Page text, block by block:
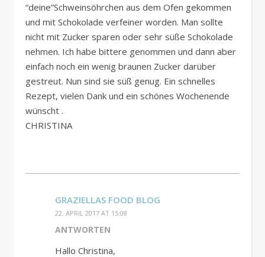
“deine”Schweinsöhrchen aus dem Ofen gekommen
und mit Schokolade verfeiner worden. Man sollte
nicht mit Zucker sparen oder sehr süße Schokolade
nehmen. Ich habe bittere genommen und dann aber
einfach noch ein wenig braunen Zucker darüber
gestreut. Nun sind sie süß genug. Ein schnelles
Rezept, vielen Dank und ein schönes Wochenende
wünscht .
CHRISTINA
GRAZIELLAS FOOD BLOG
22. APRIL 2017 AT 15:08
ANTWORTEN
Hallo Christina,